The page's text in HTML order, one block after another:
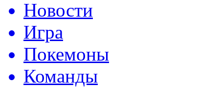
Новости
Игра
Покемоны
Команды